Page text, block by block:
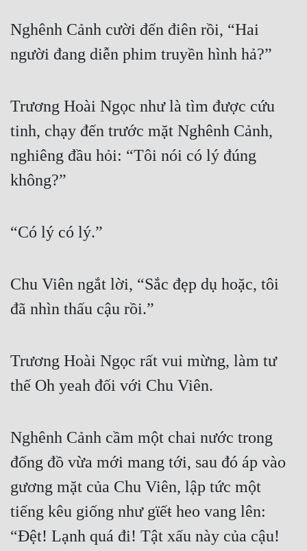
Nghênh Cảnh cười đến điên rồi, “Hai
người đang diễn phim truyền hình hả?”
Trương Hoài Ngọc như là tìm được cứu
tinh, chạy đến trước mặt Nghênh Cảnh,
nghiêng đầu hỏi: “Tôi nói có lý đúng
không?”
“Có lý có lý.”
Chu Viên ngắt lời, “Sắc đẹp dụ hoặc, tôi
đã nhìn thấu cậu rồi.”
Trương Hoài Ngọc rất vui mừng, làm tư
thế Oh yeah đối với Chu Viên.
Nghênh Cảnh cầm một chai nước trong
đống đồ vừa mới mang tới, sau đó áp vào
gương mặt của Chu Viên, lập tức một
tiếng kêu giống như gϊếŧ heo vang lên:
“Đệt! Lạnh quá đi! Tật xấu này của cậu!